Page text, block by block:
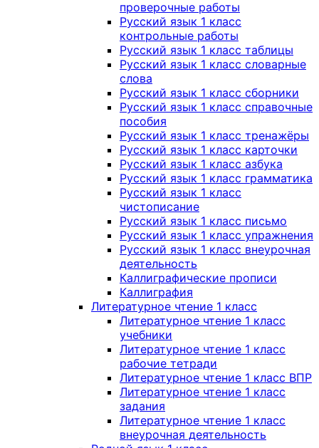
проверочные работы
Русский язык 1 класс
контрольные работы
Русский язык 1 класс таблицы
Русский язык 1 класс словарные
слова
Русский язык 1 класс сборники
Русский язык 1 класс справочные
пособия
Русский язык 1 класс тренажёры
Русский язык 1 класс карточки
Русский язык 1 класс азбука
Русский язык 1 класс грамматика
Русский язык 1 класс
чистописание
Русский язык 1 класс письмо
Русский язык 1 класс упражнения
Русский язык 1 класс внеурочная
деятельность
Каллиграфические прописи
Каллиграфия
Литературное чтение 1 класс
Литературное чтение 1 класс
учебники
Литературное чтение 1 класс
рабочие тетради
Литературное чтение 1 класс ВПР
Литературное чтение 1 класс
задания
Литературное чтение 1 класс
внеурочная деятельность